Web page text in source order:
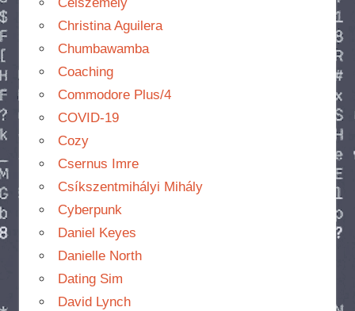
Christina Aguilera
Chumbawamba
Coaching
Commodore Plus/4
COVID-19
Cozy
Csernus Imre
Csíkszentmihályi Mihály
Cyberpunk
Daniel Keyes
Danielle North
Dating Sim
David Lynch